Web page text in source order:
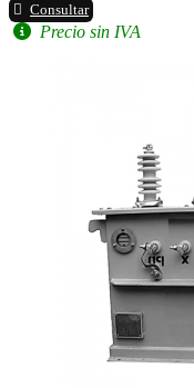
Consultar
Precio sin IVA